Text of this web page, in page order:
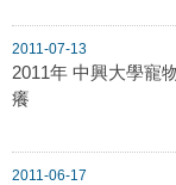
2011-07-13
2011年 中興大學寵
癢
2011-06-17